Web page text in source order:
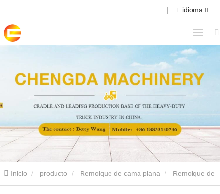
| idioma
Inicio producto Remolque de cama plana